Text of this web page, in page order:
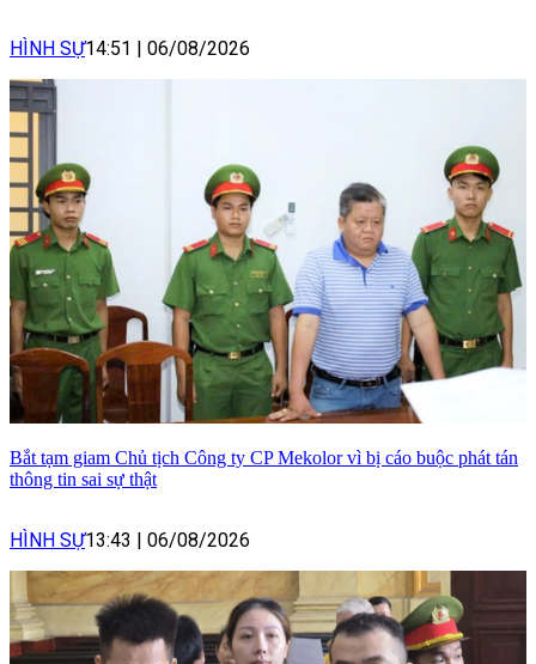
HÌNH SỰ14:51 | 06/08/2026
Bắt tạm giam Chủ tịch Công ty CP Mekolor vì bị cáo buộc phát tán
thông tin sai sự thật
HÌNH SỰ13:43 | 06/08/2026